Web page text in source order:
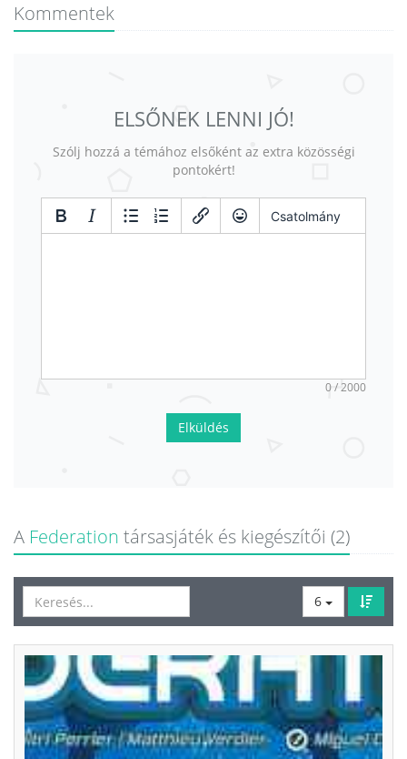
Kommentek
ELSŐNEK LENNI JÓ!
Szólj hozzá a témához elsőként az extra közösségi
pontokért!
Csatolmány
0 / 2000
Elküldés
A Federation társasjáték és kiegészítői (2)
6